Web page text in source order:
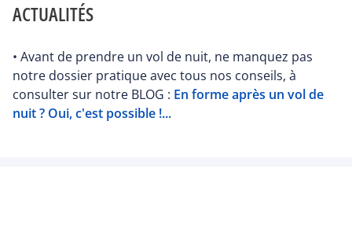
ACTUALITÉS
• Avant de prendre un vol de nuit, ne manquez pas
notre dossier pratique avec tous nos conseils, à
consulter sur notre BLOG : En forme après un vol de
nuit ? Oui, c'est possible !...